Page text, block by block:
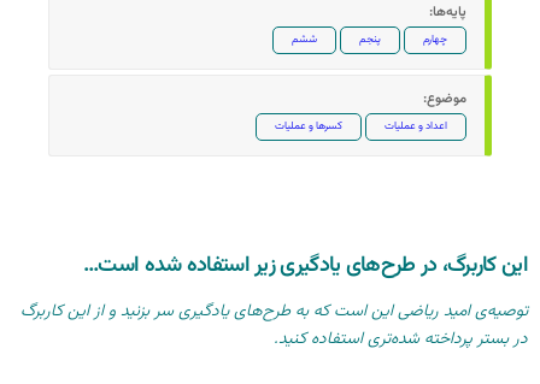
پایه‌ها:
چهارم پنجم ششم
موضوع:
اعداد و عملیات کسرها و عملیات
این کاربرگ، در طرح‌های یادگیری زیر استفاده شده است…
توصیه‌ی امید ریاضی این است که به طرح‌های یادگیری سر بزنید و از این کاربرگ
در بستر پرداخته شده‌تری استفاده کنید.